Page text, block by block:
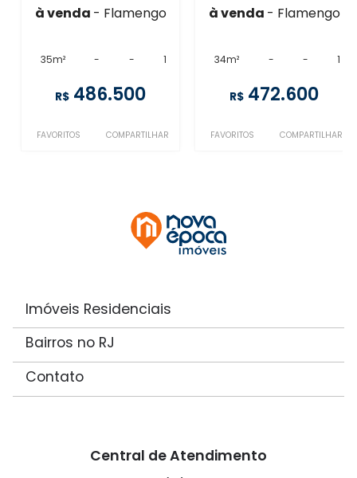
à venda - Flamengo
35m² - - 1
R$ 486.500
FAVORITOS COMPARTILHAR
à venda - Flamengo
34m² - - 1
R$ 472.600
FAVORITOS COMPARTILHAR
Imóveis Residenciais
Bairros no RJ
Contato
Central de Atendimento